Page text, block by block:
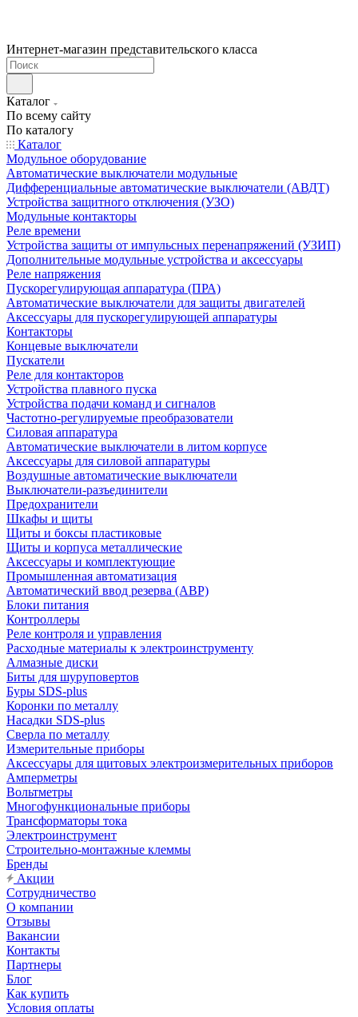
Интернет-магазин представительского класса
Каталог
По всему сайту
По каталогу
Каталог
Модульное оборудование
Автоматические выключатели модульные
Дифференциальные автоматические выключатели (АВДТ)
Устройства защитного отключения (УЗО)
Модульные контакторы
Реле времени
Устройства защиты от импульсных перенапряжений (УЗИП)
Дополнительные модульные устройства и аксессуары
Реле напряжения
Пускорегулирующая аппаратура (ПРА)
Автоматические выключатели для защиты двигателей
Аксессуары для пускорегулирующей аппаратуры
Контакторы
Концевые выключатели
Пускатели
Реле для контакторов
Устройства плавного пуска
Устройства подачи команд и сигналов
Частотно-регулируемые преобразователи
Силовая аппаратура
Автоматические выключатели в литом корпусе
Аксессуары для силовой аппаратуры
Воздушные автоматические выключатели
Выключатели-разъединители
Предохранители
Шкафы и щиты
Щиты и боксы пластиковые
Щиты и корпуса металлические
Аксессуары и комплектующие
Промышленная автоматизация
Автоматический ввод резерва (АВР)
Блоки питания
Контроллеры
Реле контроля и управления
Расходные материалы к электроинструменту
Алмазные диски
Биты для шуруповертов
Буры SDS-plus
Коронки по металлу
Насадки SDS-plus
Сверла по металлу
Измерительные приборы
Аксессуары для щитовых электроизмерительных приборов
Амперметры
Вольтметры
Многофункциональные приборы
Трансформаторы тока
Электроинструмент
Строительно-монтажные клеммы
Бренды
Акции
Сотрудничество
О компании
Отзывы
Вакансии
Контакты
Партнеры
Блог
Как купить
Условия оплаты